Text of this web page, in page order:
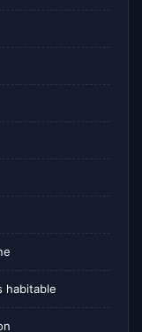
habitable